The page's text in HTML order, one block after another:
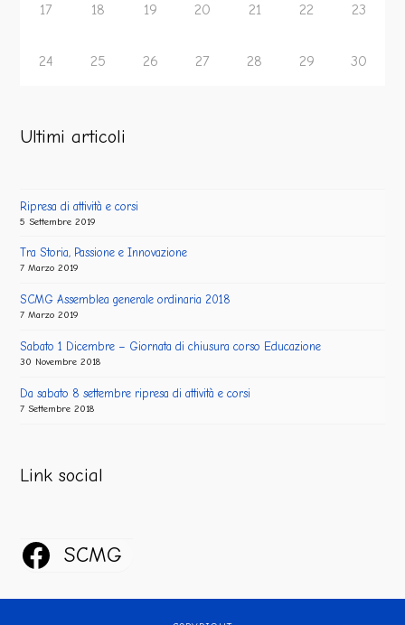
17 18 19 20 21 22 23
24 25 26 27 28 29 30
Ultimi articoli
Ripresa di attività e corsi
5 Settembre 2019
Tra Storia, Passione e Innovazione
7 Marzo 2019
SCMG Assemblea generale ordinaria 2018
7 Marzo 2019
Sabato 1 Dicembre – Giornata di chiusura corso Educazione
30 Novembre 2018
Da sabato 8 settembre ripresa di attività e corsi
7 Settembre 2018
Link social
SCMG